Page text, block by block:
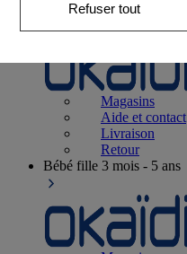
Naissance0-12 mois
Magasins
Aide et contact
Livraison
Retour
Bébé fille 3 mois - 5 ans
Refuser tout